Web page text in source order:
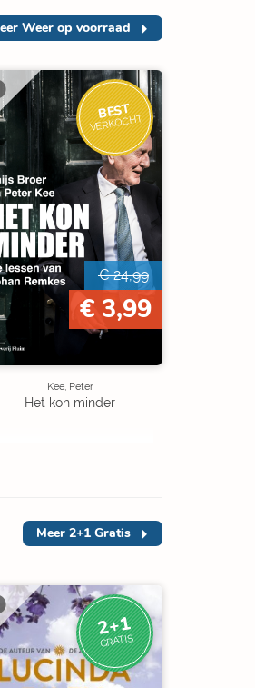
Weer op voorraad
BEST
VERKOCHT
€ 24,99
€ 3,99
Kee, Peter
Het kon minder
Meer 2+1 Gratis
2+1
GRATIS